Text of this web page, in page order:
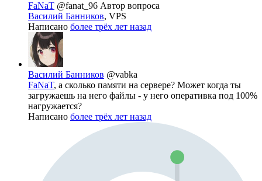
FaNaT @fanat_96 Автор вопроса
Василий Банников, VPS
Написано более трёх лет назад
Василий Банников @vabka
FaNaT, а сколько памяти на сервере? Может когда ты
загружаешь на него файлы - у него оперативка под 100%
нагружается?
Написано более трёх лет назад